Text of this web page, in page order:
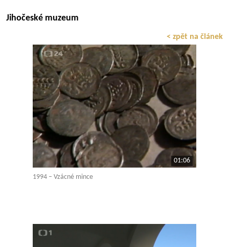
Jihočeské muzeum
< zpět na článek
01:06
1994 – Vzácné mince